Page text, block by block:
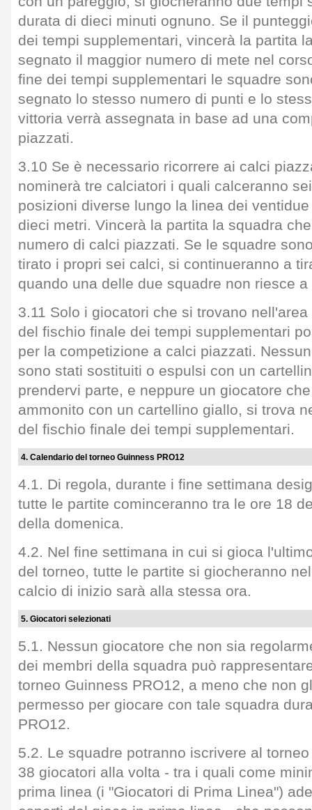
durata di dieci minuti ognuno. Se il
dei tempi supplementari, vincerà la partita
segnato il maggior numero di mete nel
fine dei tempi supplementari le squadre
segnato lo stesso numero di punti e lo
vittoria verrà assegnata in base ad una
piazzati.
3.10 Se è necessario ricorrere ai calci
nominerà tre calciatori i quali calceranno
posizioni diverse lungo la linea dei
dieci metri. Vincerà la partita la squadra
numero di calci piazzati. Se le squadre
tirato i propri sei calci, si continueranno a
quando una delle due squadre non riesce
3.11 Solo i giocatori che si trovano
del fischio finale dei tempi supplementari
per la competizione a calci piazzati.
sono stati sostituiti o espulsi con un
prendervi parte, e neppure un giocatore
ammonito con un cartellino giallo, si trova
del fischio finale dei tempi supplementari.
4. Calendario del torneo Guinness PRO12
4.1. Di regola, durante i fine settimana
tutte le partite cominceranno tra le ore 18
della domenica.
4.2. Nel fine settimana in cui si gioca
del torneo, tutte le partite si giocheranno
calcio di inizio sarà alla stessa ora.
5. Giocatori selezionati
5.1. Nessun giocatore che non sia
dei membri della squadra può
torneo Guinness PRO12, a meno che non
permesso per giocare con tale squadra
PRO12.
5.2. Le squadre potranno iscrivere al
38 giocatori alla volta - tra i quali come
prima linea (i "Giocatori di Prima Linea")